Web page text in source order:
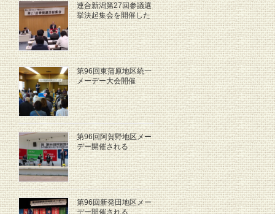
連合新潟第27回参議選
挙決起集会を開催した
第96回東蒲原地区統一
メーデー大会開催
第96回阿賀野地区メー
デー開催される
第96回新発田地区メー
デー開催される